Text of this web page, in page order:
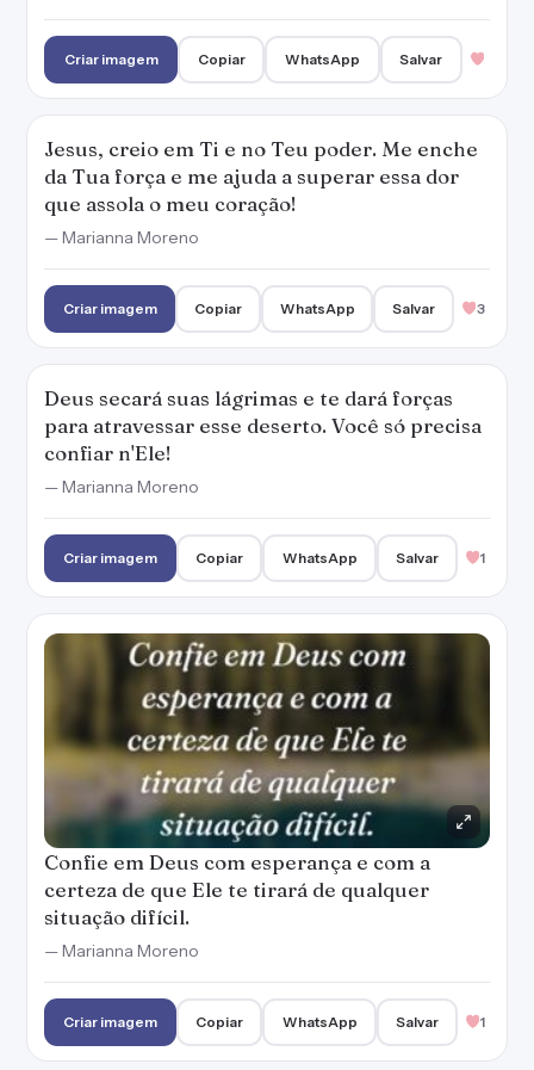
Criar imagem Copiar WhatsApp Salvar
Jesus, creio em Ti e no Teu poder. Me enche
da Tua força e me ajuda a superar essa dor
que assola o meu coração!
— Marianna Moreno
Criar imagem Copiar WhatsApp Salvar 3
Deus secará suas lágrimas e te dará forças
para atravessar esse deserto. Você só precisa
confiar n'Ele!
— Marianna Moreno
Criar imagem Copiar WhatsApp Salvar 1
Confie em Deus com esperança e com a
certeza de que Ele te tirará de qualquer
situação difícil.
— Marianna Moreno
Criar imagem Copiar WhatsApp Salvar 1